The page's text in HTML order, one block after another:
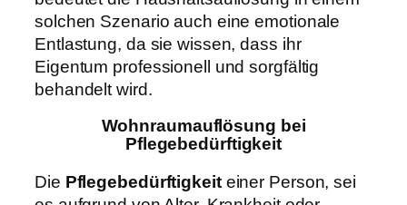
solchen Szenario auch eine emotionale
Entlastung, da sie wissen, dass ihr
Eigentum professionell und sorgfältig
behandelt wird.
Wohnraumauflösung bei
Pflegebedürftigkeit
Die Pflegebedürftigkeiteiner Person, sei